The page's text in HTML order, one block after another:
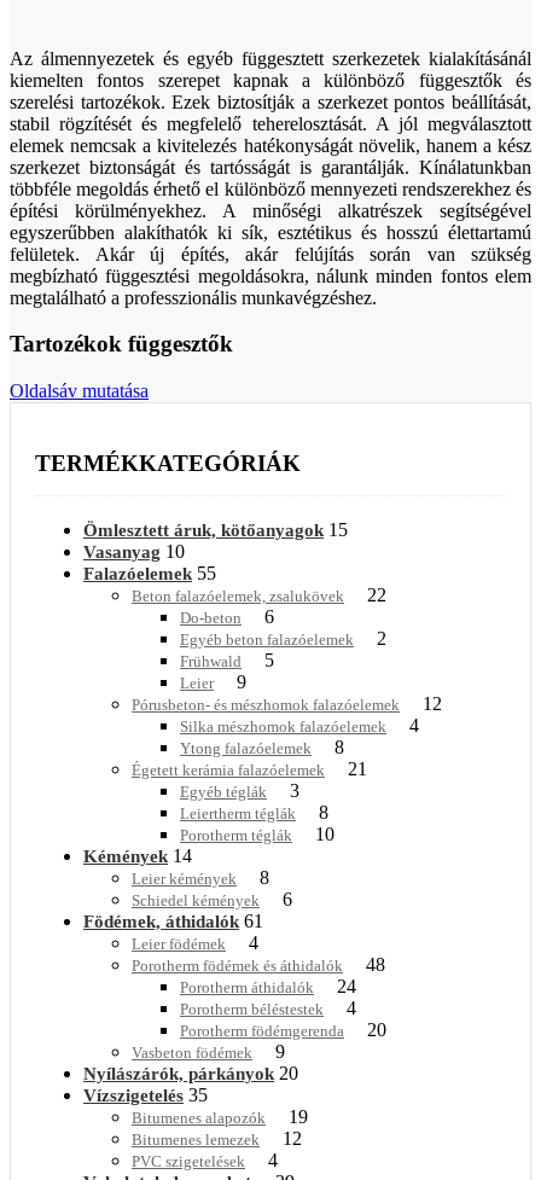
Az álmennyezetek és egyéb függesztett szerkezetek kialakításánál
kiemelten fontos szerepet kapnak a különböző függesztők és
szerelési tartozékok. Ezek biztosítják a szerkezet pontos beállítását,
stabil rögzítését és megfelelő teherelosztását. A jól megválasztott
elemek nemcsak a kivitelezés hatékonyságát növelik, hanem a kész
szerkezet biztonságát és tartósságát is garantálják. Kínálatunkban
többféle megoldás érhető el különböző mennyezeti rendszerekhez és
építési körülményekhez. A minőségi alkatrészek segítségével
egyszerűbben alakíthatók ki sík, esztétikus és hosszú élettartamú
felületek. Akár új építés, akár felújítás során van szükség
megbízható függesztési megoldásokra, nálunk minden fontos elem
megtalálható a professzionális munkavégzéshez.
Tartozékok függesztők
Oldalsáv mutatása
TERMÉKKATEGÓRIÁK
Ömlesztett áruk, kötőanyagok 15
Vasanyag 10
Falazóelemek 55
Beton falazóelemek, zsalukövek 22
Do-beton 6
Egyéb beton falazóelemek 2
Frühwald 5
Leier 9
Pórusbeton- és mészhomok falazóelemek 12
Silka mészhomok falazóelemek 4
Ytong falazóelemek 8
Égetett kerámia falazóelemek 21
Egyéb téglák 3
Leiertherm téglák 8
Porotherm téglák 10
Kémények 14
Leier kémények 8
Schiedel kémények 6
Födémek, áthidalók 61
Leier födémek 4
Porotherm födémek és áthidalók 48
Porotherm áthidalók 24
Porotherm béléstestek 4
Porotherm födémgerenda 20
Vasbeton födémek 9
Nyílászárók, párkányok 20
Vízszigetelés 35
Bitumenes alapozók 19
Bitumenes lemezek 12
PVC szigetelések 4